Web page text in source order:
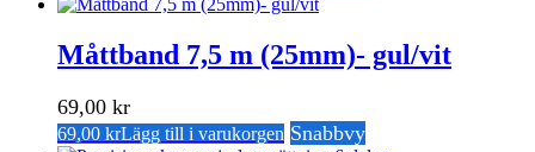
Måttband 7,5 m (25mm)- gul/vit
69,00 kr
69,00 krLägg till i varukorgen Snabbvy